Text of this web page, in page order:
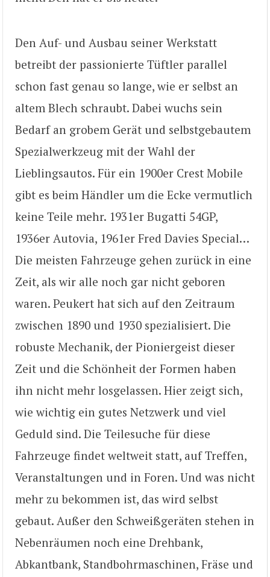
Den Auf- und Ausbau seiner Werkstatt
betreibt der passionierte Tüftler parallel
schon fast genau so lange, wie er selbst an
altem Blech schraubt. Dabei wuchs sein
Bedarf an grobem Gerät und selbstgebautem
Spezialwerkzeug mit der Wahl der
Lieblingsautos. Für ein 1900er Crest Mobile
gibt es beim Händler um die Ecke vermutlich
keine Teile mehr. 1931er Bugatti 54GP,
1936er Autovia, 1961er Fred Davies Special…
Die meisten Fahrzeuge gehen zurück in eine
Zeit, als wir alle noch gar nicht geboren
waren. Peukert hat sich auf den Zeitraum
zwischen 1890 und 1930 spezialisiert. Die
robuste Mechanik, der Pioniergeist dieser
Zeit und die Schönheit der Formen haben
ihn nicht mehr losgelassen. Hier zeigt sich,
wie wichtig ein gutes Netzwerk und viel
Geduld sind. Die Teilesuche für diese
Fahrzeuge findet weltweit statt, auf Treffen,
Veranstaltungen und in Foren. Und was nicht
mehr zu bekommen ist, das wird selbst
gebaut. Außer den Schweißgeräten stehen in
Nebenräumen noch eine Drehbank,
Abkantbank, Standbohrmaschinen, Fräse und